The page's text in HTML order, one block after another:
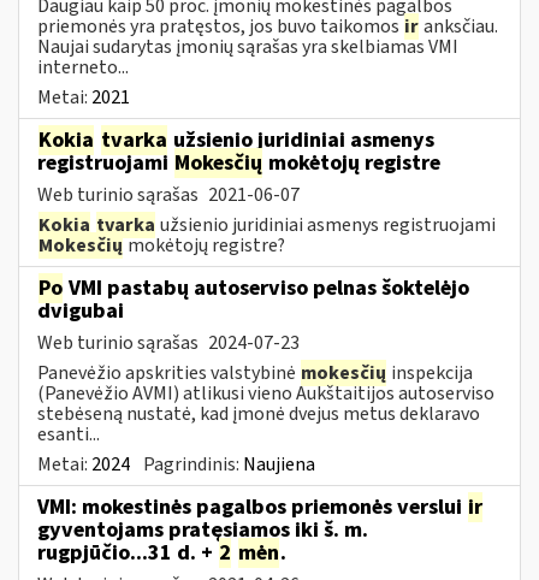
Daugiau kaip 50 proc. įmonių mokestinės pagalbos
priemonės yra pratęstos, jos buvo taikomos iranksčiau.
Naujai sudarytas įmonių sąrašas yra skelbiamas VMI
interneto...
Metai: 2021
Kokia tvarka užsienio juridiniai asmenys
registruojami Mokesčių mokėtojų registre
Web turinio sąrašas 2021-06-07
Kokia tvarka užsienio juridiniai asmenys registruojami
Mokesčiųmokėtojų registre?
Po VMI pastabų autoserviso pelnas šoktelėjo
dvigubai
Web turinio sąrašas 2024-07-23
Panevėžio apskrities valstybinė mokesčių inspekcija
(Panevėžio AVMI) atlikusi vieno Aukštaitijos autoserviso
stebėseną nustatė, kad įmonė dvejus metus deklaravo
esanti...
Metai: 2024 Pagrindinis: Naujiena
VMI: mokestinės pagalbos priemonės verslui ir
gyventojams pratęsiamos iki š. m.
rugpjūčio...31 d. + 2 mėn.